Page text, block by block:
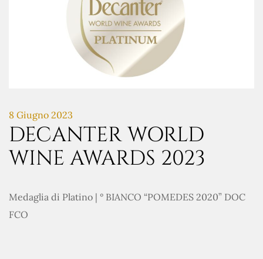
8 Giugno 2023
DECANTER WORLD
WINE AWARDS 2023
Medaglia di Platino | ° BIANCO “POMEDES 2020” DOC
FCO